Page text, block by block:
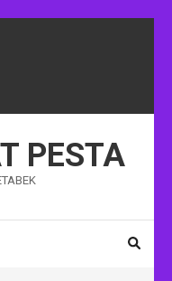
Jakarta
PESTA